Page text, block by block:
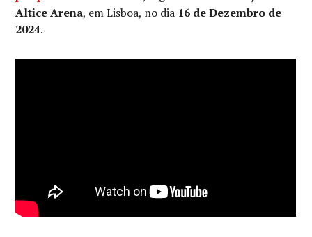
Altice Arena, em Lisboa, no dia 16 de Dezembro de
2024.